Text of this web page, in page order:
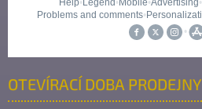
OTEVÍRACÍ DOBA PRODEJNY